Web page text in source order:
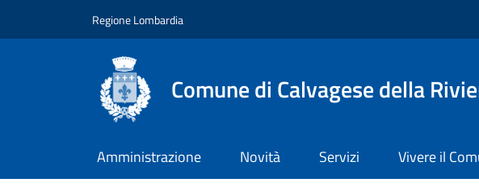
Regione Lombardia
Comune di Calvagese della
Amministrazione Novità Servizi Vivere il